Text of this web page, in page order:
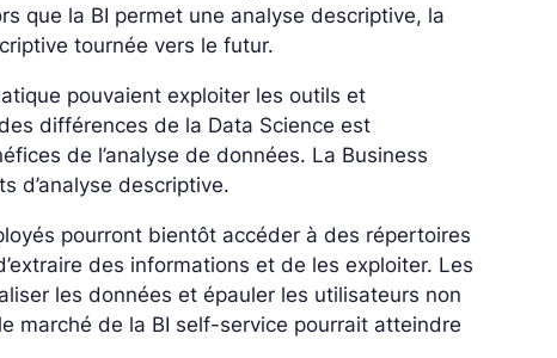
que la BI permet une analyse descriptive, la
tournée vers le futur.
pouvaient exploiter les outils et
différences de la Data Science est
de l’analyse de données. La Business
d’analyse descriptive.
pourront bientôt accéder à des répertoires
des informations et de les exploiter. Les
les données et épauler les utilisateurs non
marché de la BI self-service pourrait atteindre